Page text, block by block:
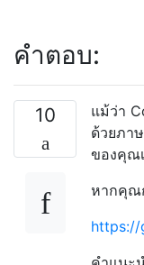
คำตอบ:
10
แม้ว่า
ด้วยภา
ของคุณ
หากคุณ
https://